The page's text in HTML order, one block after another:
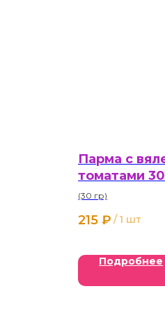
Парма с
томатами
(30 гр)
215 ₽ / 1 шт
Подробнее